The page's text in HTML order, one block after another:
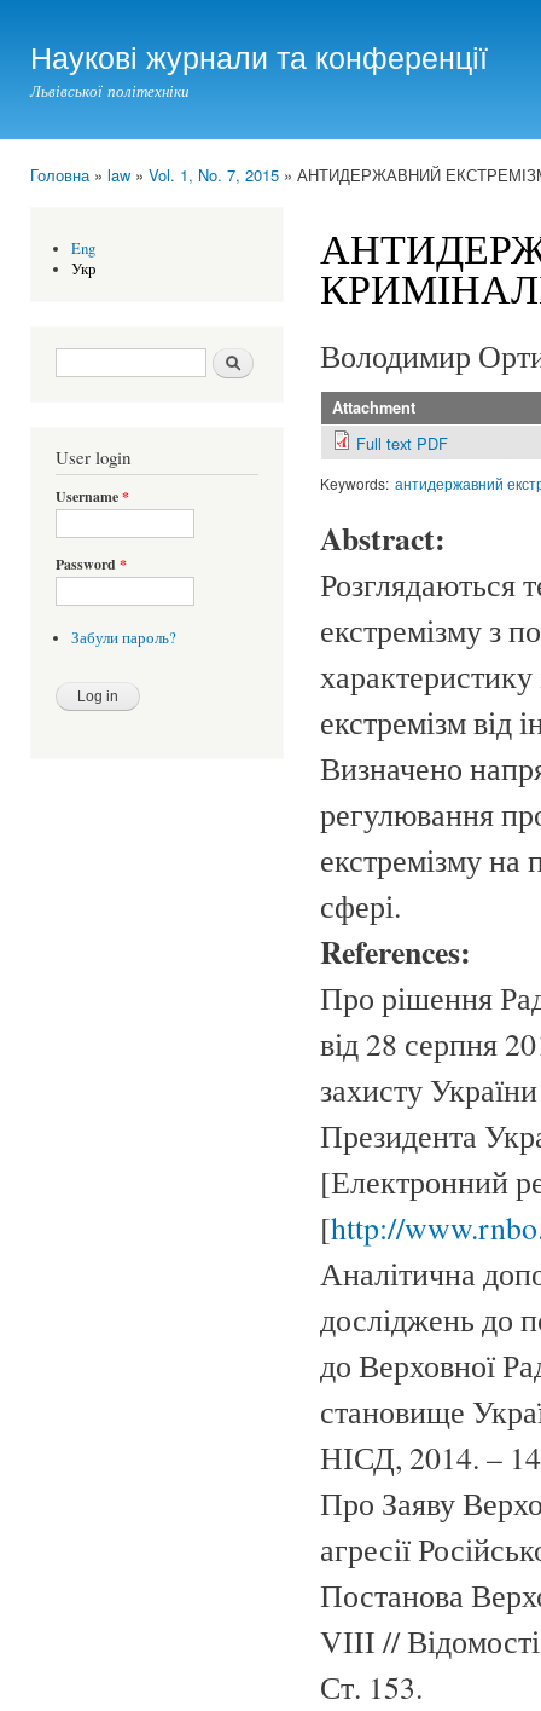
Наукові журнали та конференції
Львівської політехніки
Головна» law » Vol. 1, No. 7, 2015 » АНТИДЕРЖАВНИЙ
Eng
Укр
Search form Шукати
User login
Username*
Password *
Забули пароль?
Володимир
Attachment
Full text PDF
Keywords: антидержавний
Abstract:
Розглядаються
екстремізму з
екстремізм від
Визначено
регулювання
екстремізму на
сфері.
References:
Про рішення
від 28 серпня
захисту
Президента
[Електронний
[http://
Аналітична
досліджень до
до Верховної
становище
НІСД, 2014. –
Про Заяву
агресії
Постанова
VIII //
Ст. 153.